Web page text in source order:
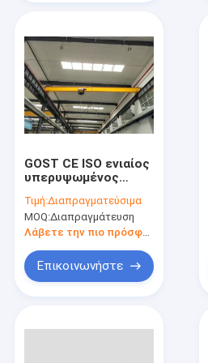
Σπίτι
GOST CE ISO ενιαίος
υπερυψωμένος
γερανός δοκών για
το γκαράζ
Τιμή:Διαπραγματεύσιμα
MOQ:Διαπραγμάτευση
Λάβετε την πιο πρόσφατη τιμή
Επικοινωνήστε